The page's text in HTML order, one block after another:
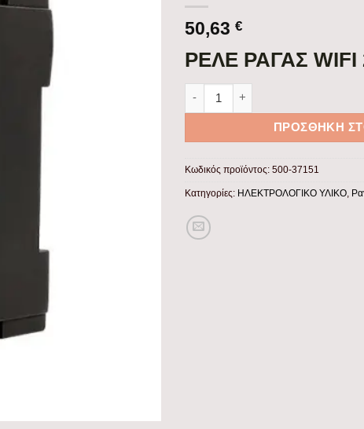
50,63 €
ΡΕΛΕ ΡΑΓΑΣ WIFI
ΡΕΛΕ ΡΑΓΑΣ WIFI 2Χ63Α 240V 2P
ΠΡΟΣΘΉΚΗ
Κωδικός προϊόντος: 500-37151
Κατηγορίες: ΗΛΕΚΤΡΟΛΟΓΙΚΟ ΥΛΙΚΟ,